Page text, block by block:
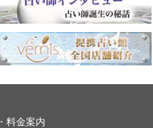
・料金案内